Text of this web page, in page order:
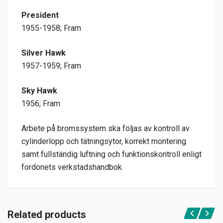
President
1955-1958; Fram
Silver Hawk
1957-1959; Fram
Sky Hawk
1956; Fram
Arbete på bromssystem ska följas av kontroll av
cylinderlopp och tätningsytor, korrekt montering
samt fullständig luftning och funktionskontroll enligt
fordonets verkstadshandbok.
Related products